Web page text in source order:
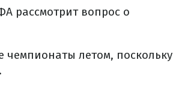
рассмотрит вопрос о
чемпионаты летом, поскольку